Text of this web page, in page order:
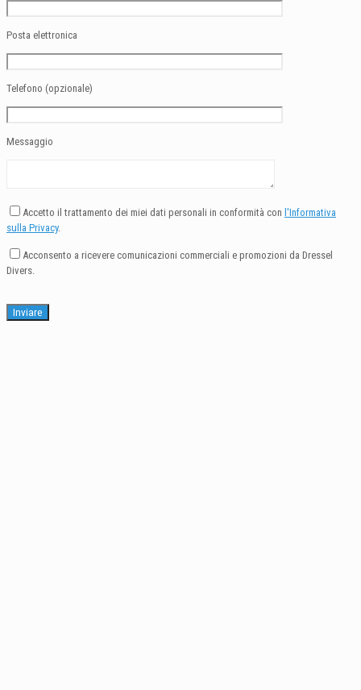
Posta elettronica
Telefono (opzionale)
Messaggio
Accetto il trattamento dei miei dati personali in conformità con l'Informativa
sulla Privacy.
Acconsento a ricevere comunicazioni commerciali e promozioni da Dressel
Divers.